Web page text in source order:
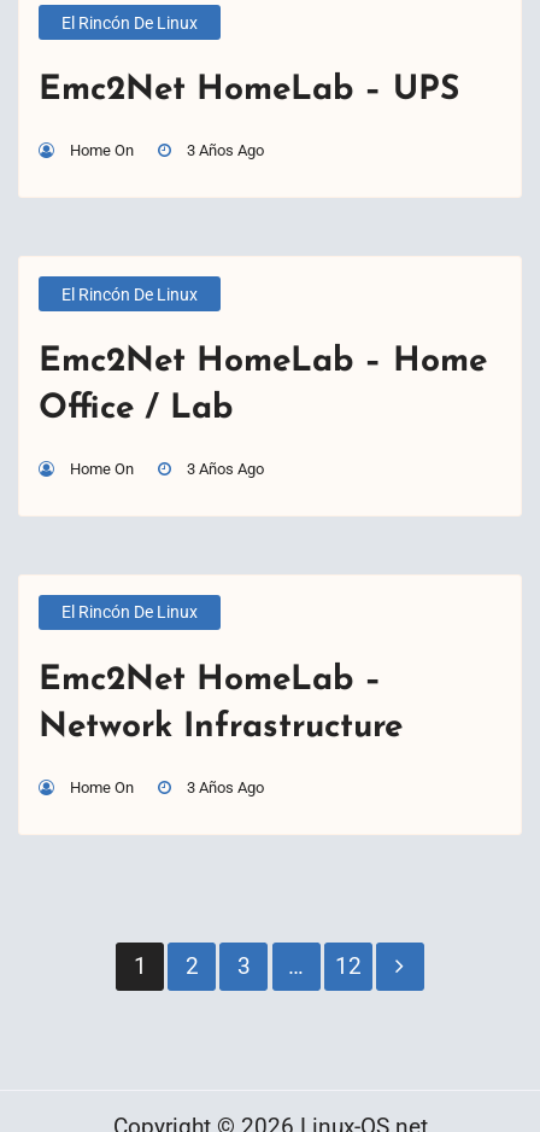
El Rincón De Linux
Emc2Net HomeLab – UPS
Home On 3 Años Ago
El Rincón De Linux
Emc2Net HomeLab – Home
Office / Lab
Home On 3 Años Ago
El Rincón De Linux
Emc2Net HomeLab –
Network Infrastructure
Home On 3 Años Ago
Paginación
de
1 2 3 … 12
Copyright © 2026 Linux-OS.net